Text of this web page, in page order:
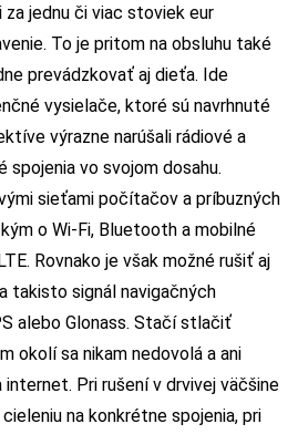
jednu či viac stoviek eur
To je pritom na obsluhu také
prevádzkovať aj dieťa. Ide
vysielače, ktoré sú navrhnuté
výrazne narúšali rádiové a
spojenia vo svojom dosahu.
sieťami počítačov a príbuzných
o Wi-Fi, Bluetooth a mobilné
Rovnako je však možné rušiť aj
takisto signál navigačných
alebo Glonass. Stačí stlačiť
okolí sa nikam nedovolá a ani
Pri rušení v drvivej väčšine
na konkrétne spojenia, pri